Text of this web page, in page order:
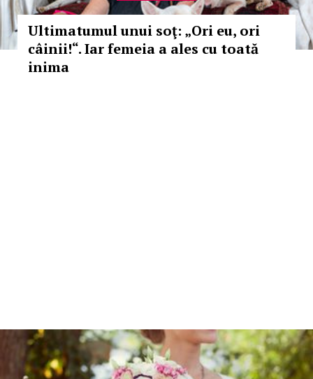
Ultimatumul unui soţ: „Ori eu, ori
câinii!“. Iar femeia a ales cu toată
inima